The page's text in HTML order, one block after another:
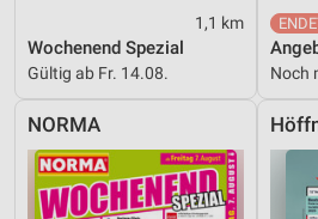
1,1 km
Wochenend Spezial
Gültig ab Fr. 14.08. Noch
NORMA
Werbung